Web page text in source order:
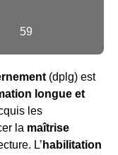
59
(dplg) est
longue et
les
la maîtrise
L’ habilitation